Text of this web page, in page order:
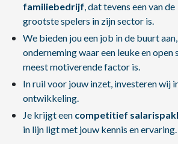
familiebedrijf, dat tevens een van de
grootste spelers in zijn sector is.
We bieden jou een job in de buurt
onderneming waar een leuke en open
meest motiverende factor is.
In ruil voor jouw inzet, investeren wij
ontwikkeling.
Je krijgt een competitief
in lijn ligt met jouw kennis en ervaring.